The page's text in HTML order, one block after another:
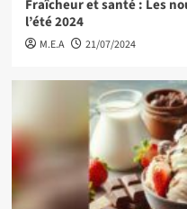
Fraîcheur et santé : Les
l’été 2024
M.E.A 21/07/2024